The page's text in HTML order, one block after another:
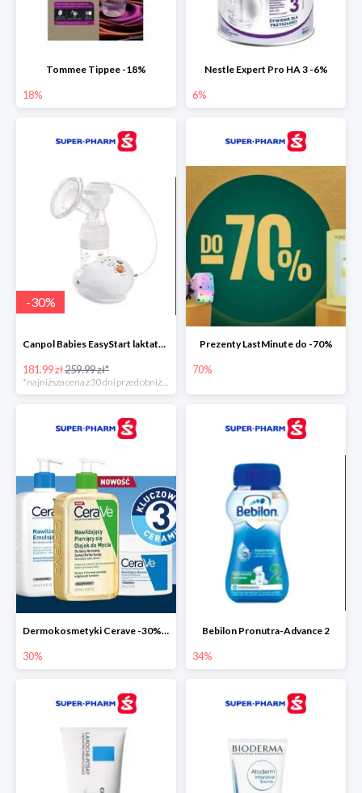
Tommee Tippee -18%
18%
Nestle Expert Pro HA 3 -6%
6%
-30%
Canpol Babies EasyStart laktator elektryczny
181.99 zł259.99 zł*
*najniższa cena z 30 dni przed obniżką
Prezenty LastMinute do -70%
70%
Dermokosmetyki Cerave -30% cała seria
30%
Bebilon Pronutra-Advance 2
34%